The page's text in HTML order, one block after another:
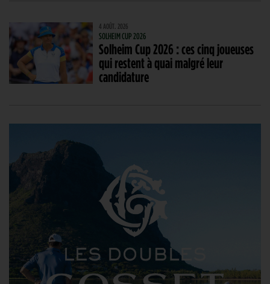
4 AOÛT. 2026
SOLHEIM CUP 2026
Solheim Cup 2026 : ces cinq joueuses
qui restent à quai malgré leur
candidature